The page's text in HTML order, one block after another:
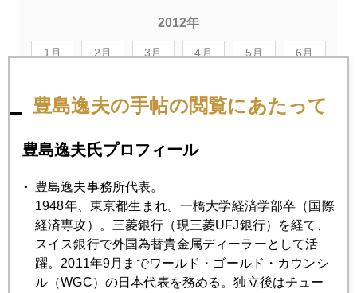
2012年
1月 2月 3月 4月 5月 6月
2012年08月31日
2012年08月30日
金市場資金流入続いている証拠
豊島逸夫の手帖の閲覧にあたって
豊島逸夫氏プロフィール
豊島逸夫事務所代表。
1948年、東京都生まれ。一橋大学経済学部卒（国際
経済専攻）。三菱銀行（現三菱UFJ銀行）を経て、
スイス銀行で外国為替貴金属ディーラーとして活
躍。2011年9月までワールド・ゴールド・カウンシ
ル（WGC）の日本代表を務める。独立後はチュー